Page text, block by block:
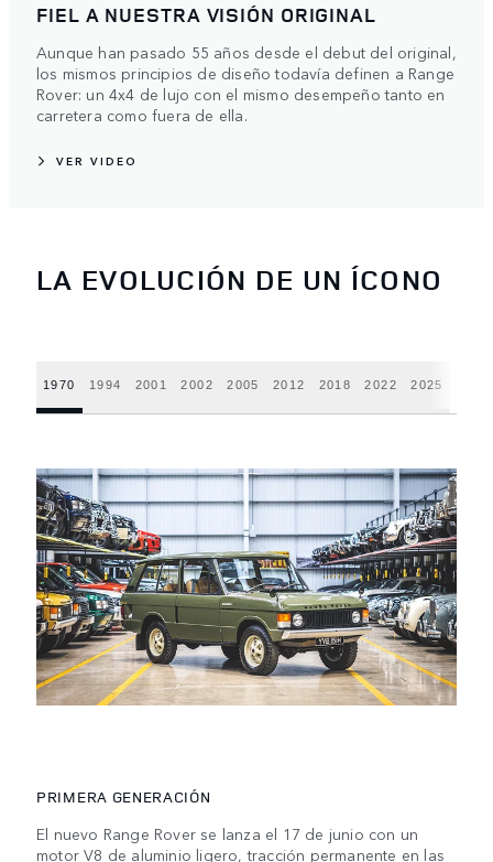
FIEL A NUESTRA VISIÓN ORIGINAL
Aunque han pasado 55 años desde el debut del original,
los mismos principios de diseño todavía definen a Range
Rover: un 4x4 de lujo con el mismo desempeño tanto en
carretera como fuera de ella.
VER VIDEO
LA EVOLUCIÓN DE UN ÍCONO
1970 1994 2001 2002 2005 2012 2018 2022 2025
PRIMERA GENERACIÓN
El nuevo Range Rover se lanza el 17 de junio con un
motor V8 de aluminio ligero, tracción permanente en las